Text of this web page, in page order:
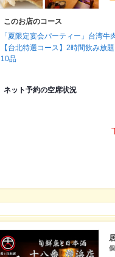
このお店のコース
「夏限定宴会パーティー」台湾
【台北特選コース】2時間飲み放
10品
ネット予約の空席状況